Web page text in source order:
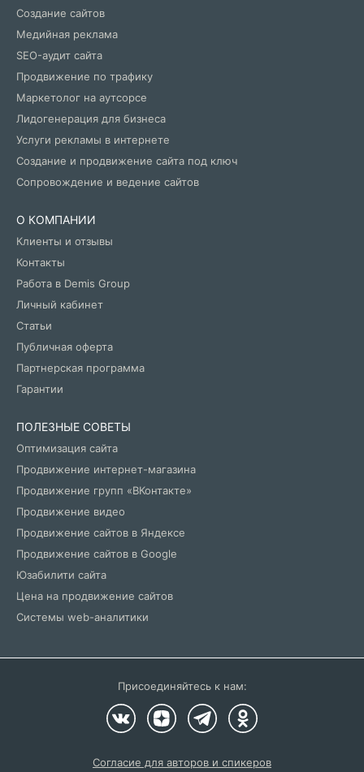
Создание сайтов
Медийная реклама
SEO-аудит сайта
Продвижение по трафику
Маркетолог на аутсорсе
Лидогенерация для бизнеса
Услуги рекламы в интернете
Создание и продвижение сайта под ключ
Сопровождение и ведение сайтов
О КОМПАНИИ
Клиенты и отзывы
Контакты
Работа в Demis Group
Личный кабинет
Статьи
Публичная оферта
Партнерская программа
Гарантии
ПОЛЕЗНЫЕ СОВЕТЫ
Оптимизация сайта
Продвижение интернет-магазина
Продвижение групп «ВКонтакте»
Продвижение видео
Продвижение сайтов в Яндексе
Продвижение сайтов в Google
Юзабилити сайта
Цена на продвижение сайтов
Системы web-аналитики
Присоединяйтесь к нам:
Согласие для авторов и спикеров